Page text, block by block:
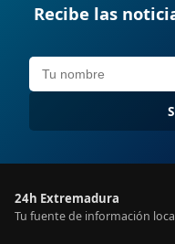
Recibe las
24h Extremadura
Tu fuente de información